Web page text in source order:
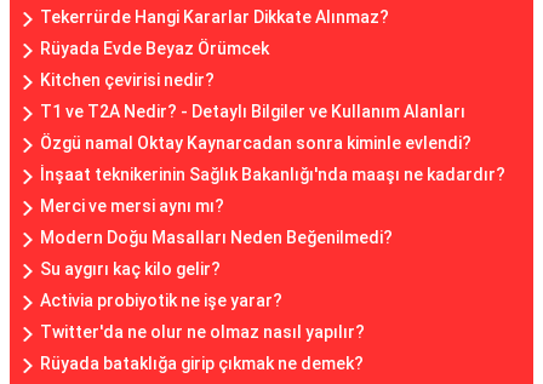
Tekerrürde Hangi Kararlar Dikkate Alınmaz?
Rüyada Evde Beyaz Örümcek
Kitchen çevirisi nedir?
T1 ve T2A Nedir? - Detaylı Bilgiler ve Kullanım Alanları
Özgü namal Oktay Kaynarcadan sonra kiminle evlendi?
İnşaat teknikerinin Sağlık Bakanlığı'nda maaşı ne kadardır?
Merci ve mersi aynı mı?
Modern Doğu Masalları Neden Beğenilmedi?
Su aygırı kaç kilo gelir?
Activia probiyotik ne işe yarar?
Twitter'da ne olur ne olmaz nasıl yapılır?
Rüyada bataklığa girip çıkmak ne demek?